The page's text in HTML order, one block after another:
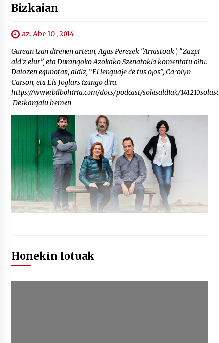
Bizkaian
az. Abe 10 , 2014
Gurean izan direnen artean, Agus Perezek “Arrastoak”, “Zazpi
aldiz elur”, eta Durangoko Azokako Szenatokia komentatu ditu.
Datozen egunotan, aldiz, “El lenguaje de tus ojos”, Carolyn
Carson, eta Els Joglars izango dira.
https://www.bilbohiria.com/docs/podcast/solasaldiak/
Deskargatu hemen
Honekin lotuak